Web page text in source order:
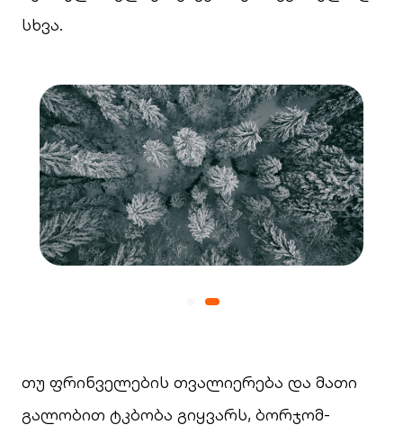
სხვა.
თუ ფრინველების თვალიერება და მათი
გალობით ტკბობა გიყვარს, ბორჯომ-